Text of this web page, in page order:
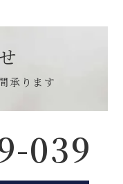
承ります
039